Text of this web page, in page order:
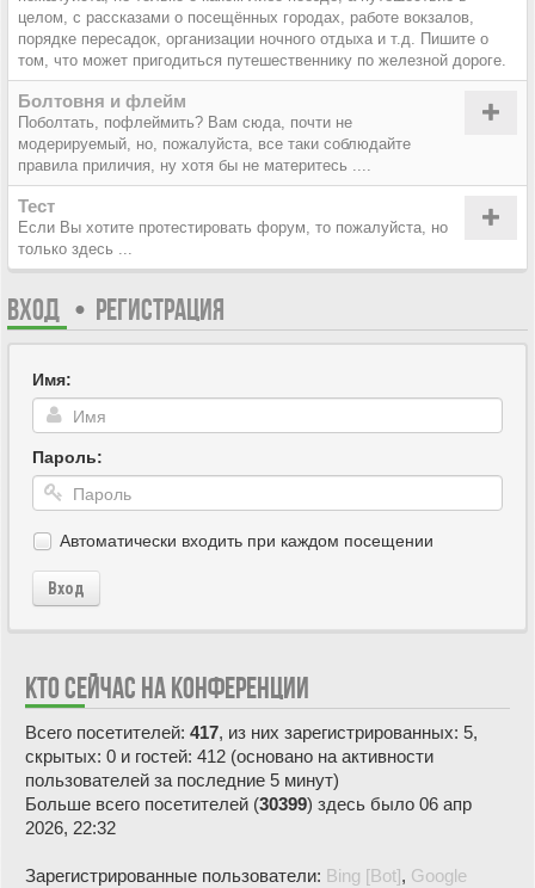
целом, с рассказами о посещённых городах, работе вокзалов,
порядке пересадок, организации ночного отдыха и т.д. Пишите о
том, что может пригодиться путешественнику по железной дороге.
Болтовня и флейм
Поболтать, пофлеймить? Вам сюда, почти не
модерируемый, но, пожалуйста, все таки соблюдайте
правила приличия, ну хотя бы не материтесь ....
Тест
Если Вы хотите протестировать форум, то пожалуйста, но
только здесь ...
ВХОД • РЕГИСТРАЦИЯ
Имя:
Пароль:
Автоматически входить при каждом посещении
Вход
КТО СЕЙЧАС НА КОНФЕРЕНЦИИ
Всего посетителей: 417, из них зарегистрированных: 5,
скрытых: 0 и гостей: 412 (основано на активности
пользователей за последние 5 минут)
Больше всего посетителей (30399) здесь было 06 апр
2026, 22:32
Зарегистрированные пользователи: Bing [Bot], Google